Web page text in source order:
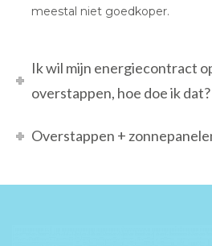
meestal niet goedkoper.
Ik wil mijn energiecontract
overstappen, hoe doe ik dat?
Overstappen +